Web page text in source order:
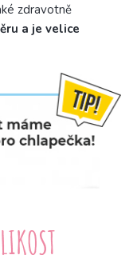
zdravotně
a je velice